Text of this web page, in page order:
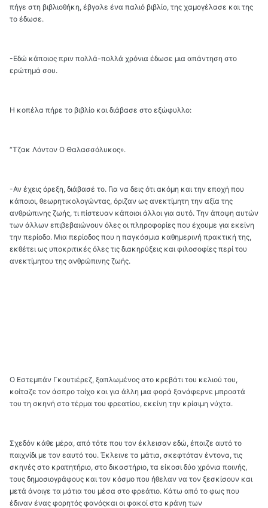
πήγε στη βιβλιοθήκη, έβγαλε ένα παλιό βιβλίο, της χαμογέλασε και της
το έδωσε.
-Εδώ κάποιος πριν πολλά-πολλά χρόνια έδωσε μια απάντηση στο
ερώτημά σου.
Η κοπέλα πήρε το βιβλίο και διάβασε στο εξώφυλλο:
“Τζακ Λόντον Ο Θαλασσόλυκος».
-Αν έχεις όρεξη, διάβασέ το. Για να δεις ότι ακόμη και την εποχή που
κάποιοι, θεωρητικολογώντας, όριζαν ως ανεκτίμητη την αξία της
ανθρώπινης ζωής, τι πίστευαν κάποιοι άλλοι για αυτό. Την άποψη αυτών
των άλλων επιβεβαιώνουν όλες οι πληροφορίες που έχουμε για εκείνη
την περίοδο. Μια περίοδος που η παγκόσμια καθημερινή πρακτική της,
εκθέτει ως υποκριτικές όλες τις διακηρύξεις και φιλοσοφίες περί του
ανεκτίμητου της ανθρώπινης ζωής.
Ο Εστεμπάν Γκουτιέρεζ, ξαπλωμένος στο κρεβάτι του κελιού του,
κοίταζε τον άσπρο τοίχο και για άλλη μια φορά ξανάφερνε μπροστά
του τη σκηνή στο τέρμα του φρεατίου, εκείνη την κρίσιμη νύχτα.
Σχεδόν κάθε μέρα, από τότε που τον έκλεισαν εδώ, έπαιζε αυτό το
παιχνίδι με τον εαυτό του. Έκλεινε τα μάτια, σκεφτόταν έντονα, τις
σκηνές στο κρατητήριο, στο δικαστήριο, τα είκοσι δύο χρόνια ποινής,
τους δημοσιογράφους και τον κόσμο που ήθελαν να τον ξεσκίσουν και
μετά άνοιγε τα μάτια του μέσα στο φρεάτιο. Κάτω από το φως που
έδιναν ένας φορητός φανόςκαι οι φακοί στα κράνη των